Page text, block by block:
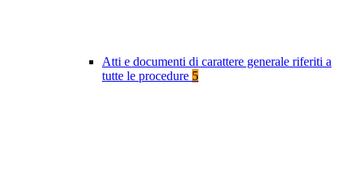
Atti e documenti di carattere generale riferiti a
tutte le procedure 5